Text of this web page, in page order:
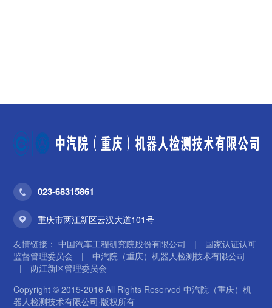
023-68315861
重庆市两江新区云汉大道101号
友情链接： 中国汽车工程研究院股份有限公司 |
国家认证认可
监督管理委员会
|
中汽院（重庆）机器人检测技术有限公司
|
两江新区管理委员会
Copyright © 2015-2016 All Rights Reserved 中汽院（重庆）机
器人检测技术有限公司·版权所有